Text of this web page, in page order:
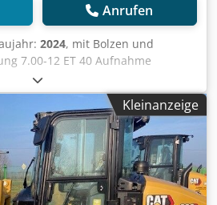
Anrufen
2024, mit Bolzen und
7.00-12 ET 40 Aufnahme
SWH hydr. Verrieglung DW mit
Kubota Diesel Motor / D1105
Koffergewicht 73kg
/ hinten Crsdpjtpgr Ijfx Abiof
Kleinanzeige